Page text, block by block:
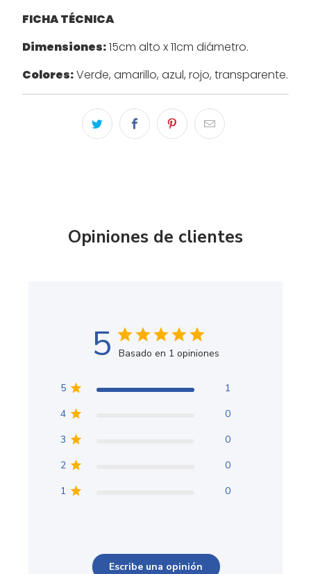
FICHA TÉCNICA
Dimensiones:15cm alto x 11cm diámetro.
Colores:Verde, amarillo, azul, rojo, transparente.
Opiniones de clientes
5 Basado en 1 opiniones
5
1
4
0
3
0
2
0
1
0
Escribe una opinión